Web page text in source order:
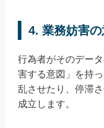
4. 業務妨害
行為者がそのデー
害する意図」を持
乱させたり、停滞
成立します。